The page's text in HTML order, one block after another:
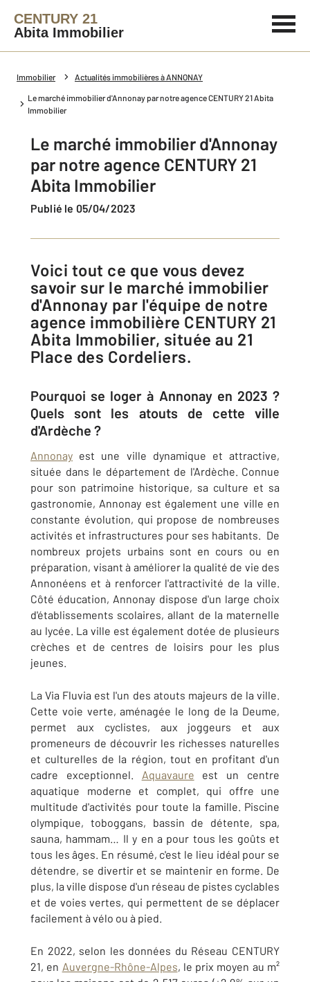
CENTURY 21
Abita Immobilier
Immobilier Actualités immobilières à ANNONAY
Le marché immobilier d'Annonay par notre agence CENTURY 21 Abita
Immobilier
Le marché immobilier d'Annonay
par notre agence CENTURY 21
Abita Immobilier
Publié le 05/04/2023
Voici tout ce que vous devez
savoir sur le marché immobilier
d'Annonay par l'équipe de notre
agence immobilière CENTURY 21
Abita Immobilier, située au 21
Place des Cordeliers.
Pourquoi se loger à Annonay en 2023 ?
Quels sont les atouts de cette ville
d'Ardèche ?
Annonay est une ville dynamique et attractive,
située dans le département de l'Ardèche. Connue
pour son patrimoine historique, sa culture et sa
gastronomie, Annonay est également une ville en
constante évolution, qui propose de nombreuses
activités et infrastructures pour ses habitants. De
nombreux projets urbains sont en cours ou en
préparation, visant à améliorer la qualité de vie des
Annonéens et à renforcer l'attractivité de la ville.
Côté éducation, Annonay dispose d'un large choix
d'établissements scolaires, allant de la maternelle
au lycée. La ville est également dotée de plusieurs
crèches et de centres de loisirs pour les plus
jeunes.
La Via Fluvia est l'un des atouts majeurs de la ville.
Cette voie verte, aménagée le long de la Deume,
permet aux cyclistes, aux joggeurs et aux
promeneurs de découvrir les richesses naturelles
et culturelles de la région, tout en profitant d'un
cadre exceptionnel. Aquavaure est un centre
aquatique moderne et complet, qui offre une
multitude d'activités pour toute la famille. Piscine
olympique, toboggans, bassin de détente, spa,
sauna, hammam… Il y en a pour tous les goûts et
tous les âges. En résumé, c'est le lieu idéal pour se
détendre, se divertir et se maintenir en forme. De
plus, la ville dispose d'un réseau de pistes cyclables
et de voies vertes, qui permettent de se déplacer
facilement à vélo ou à pied.
En 2022, selon les données du Réseau CENTURY
21, en Auvergne-Rhône-Alpes, le prix moyen au m²